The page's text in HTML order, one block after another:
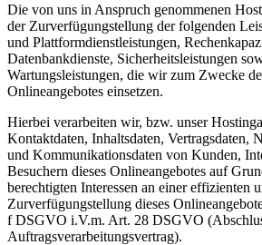
Die von uns in Anspruch genommenen
der Zurverfügungstellung der folgenden
und Plattformdienstleistungen,
Datenbankdienste, Sicherheitsleistungen
Wartungsleistungen, die wir zum Zwecke
Onlineangebotes einsetzen.
Hierbei verarbeiten wir, bzw. unser
Kontaktdaten, Inhaltsdaten, Vertragsdaten,
und Kommunikationsdaten von Kunden,
Besuchern dieses Onlineangebotes auf
berechtigten Interessen an einer effizienten
Zurverfügungstellung dieses
f DSGVO i.V.m. Art. 28 DSGVO
Auftragsverarbeitungsvertrag).